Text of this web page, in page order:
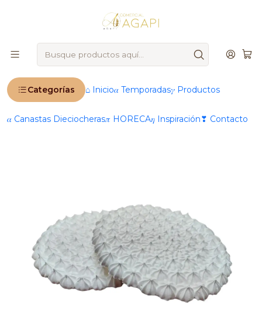
Categorías ⌂ Inicio𝛼 Temporadas𝛾 Productos
𝛼 Canastas Dieciocheras𝜋 HORECA𝜂 Inspiración❣ Contacto
IMPORTANTE: Ahora operamos 100 % online 🚨
Inicio Productos
🍰 Repostería & Panadería
Rellenos & Cremas
Cremas
Merengue
Disco de Merengue 22 Cms 380 grs